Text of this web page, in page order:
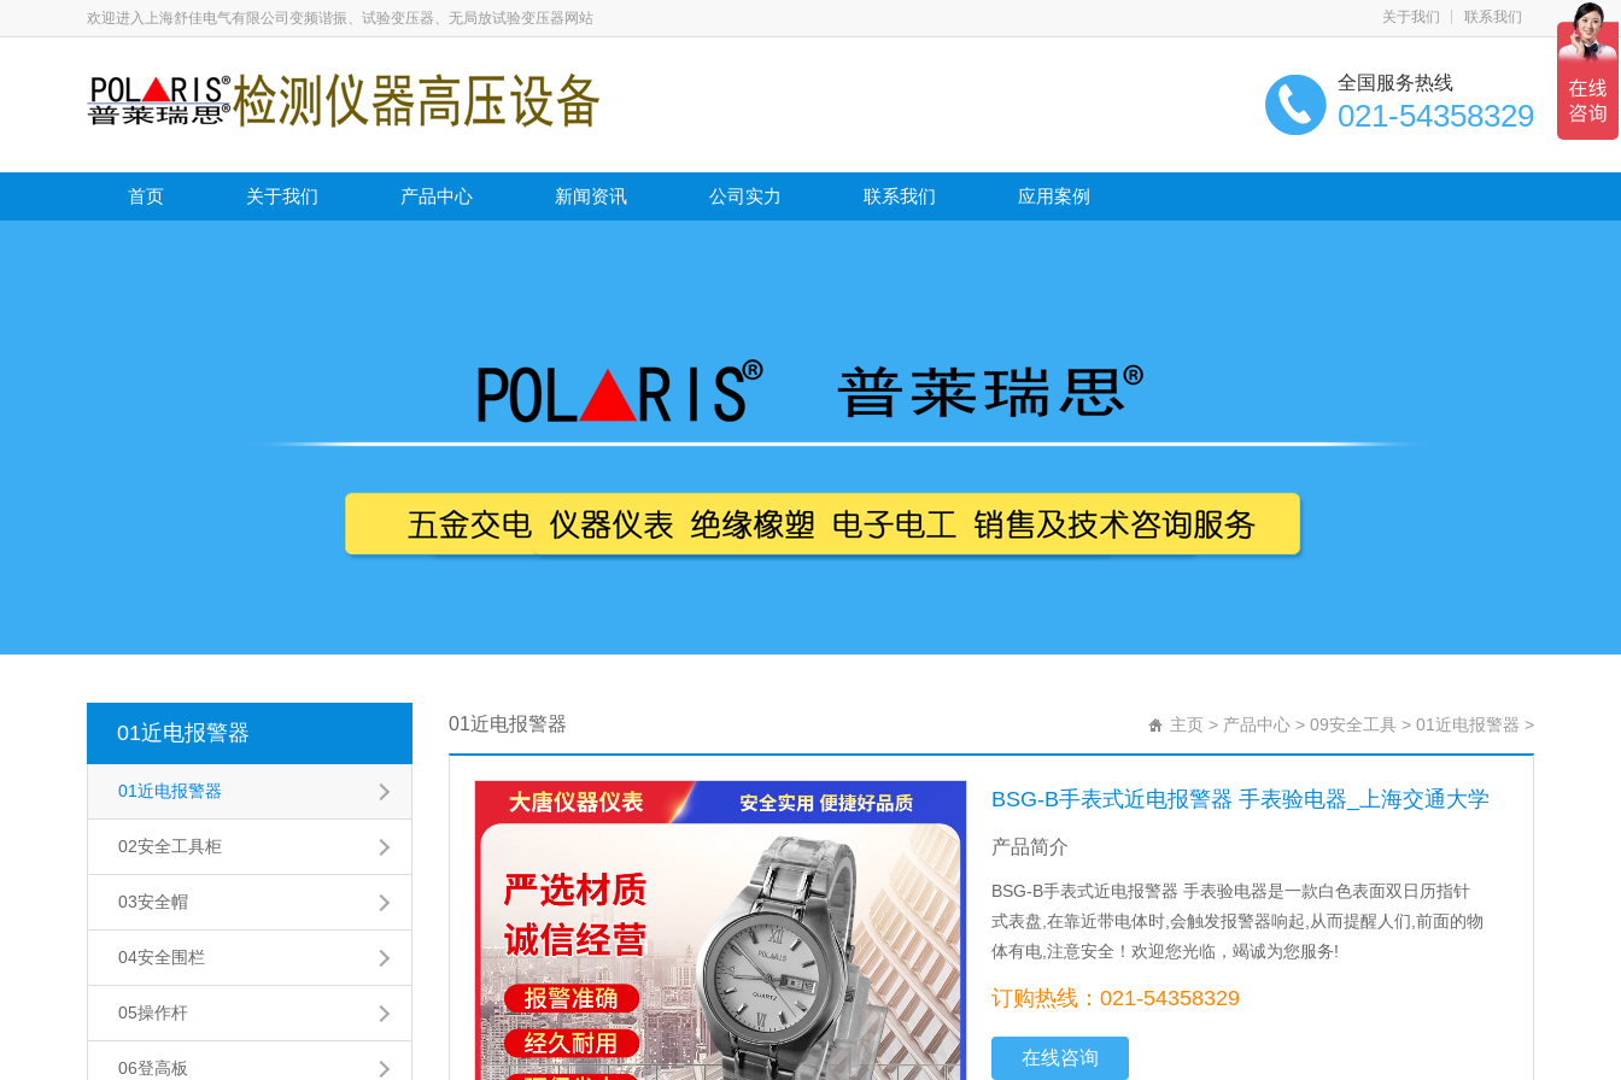
欢迎进入上海舒佳电气有限公司变频谐振、试验变压器、无局放试验变压器网站 关于我们 联系我们
全国服务热线
021-54358329
首页 关于我们 产品中心 新闻资讯 公司实力 联系我们 应用案例
01近电报警器
01近电报警器
02安全工具柜
03安全帽
04安全围栏
05操作杆
06登高板
01近电报警器 主页 > 产品中心 > 09安全工具 > 01近电报警器 >
BSG-B手表式近电报警器 手表验电器_上海交通大学
产品简介
BSG-B手表式近电报警器 手表验电器是一款白色表面双日历指针
式表盘,在靠近带电体时,会触发报警器响起,从而提醒人们,前面的物
体有电,注意安全！欢迎您光临，竭诚为您服务!
订购热线：021-54358329
在线咨询